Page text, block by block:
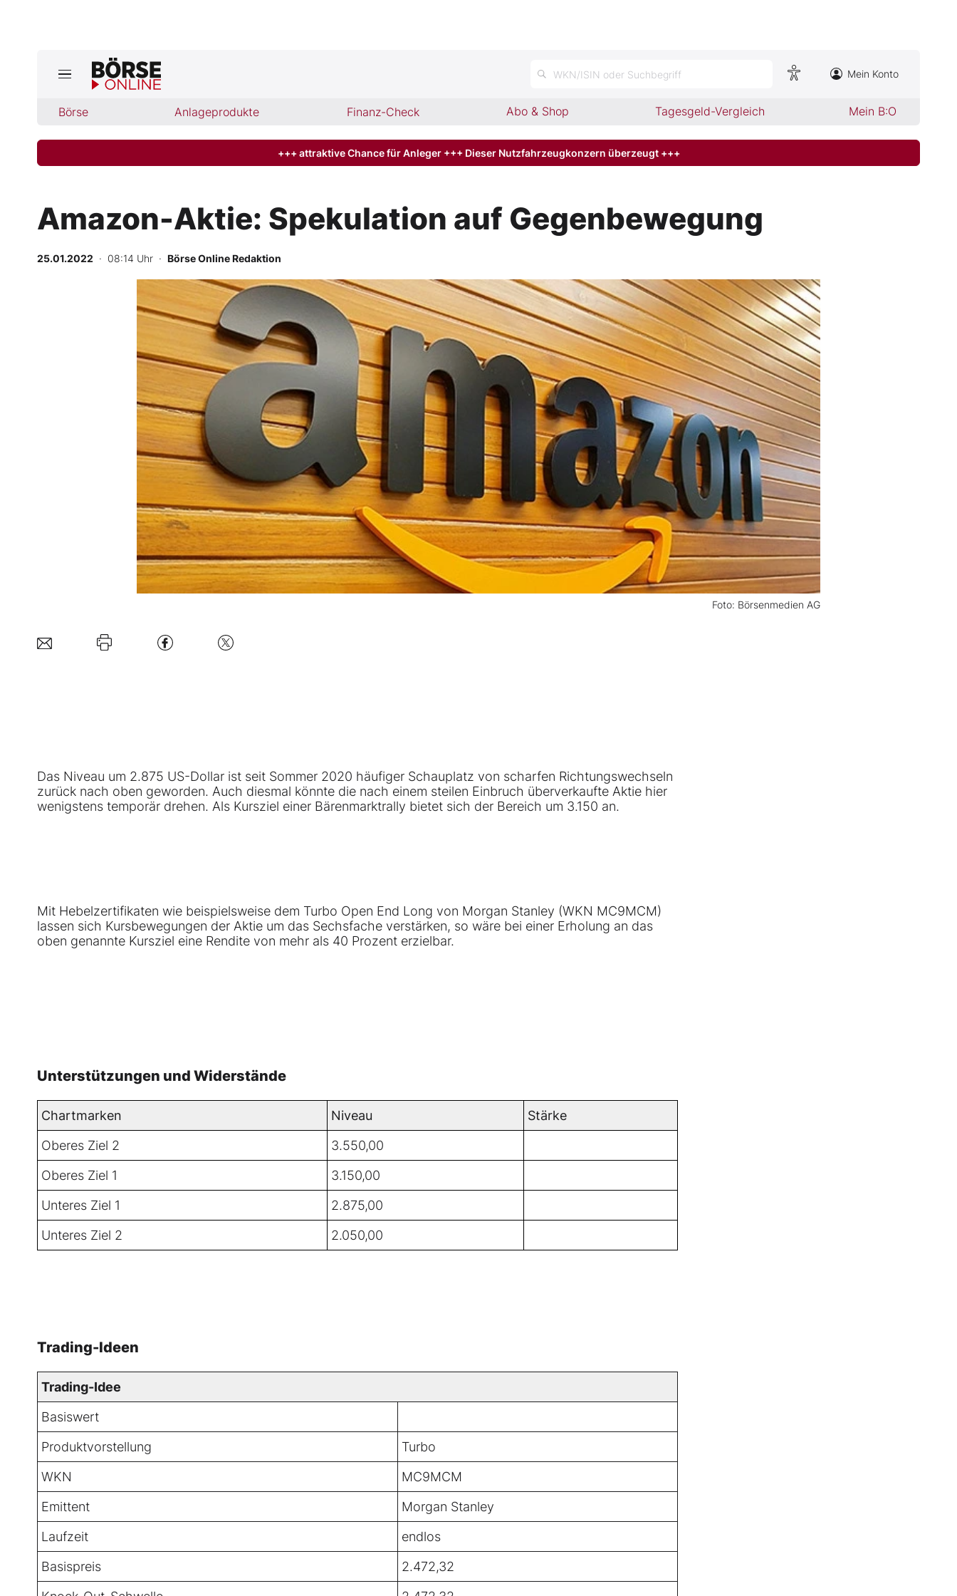
WKN/ISIN oder Suchbegriff Mein Konto
Börse Anlageprodukte Finanz-Check Abo & Shop Tagesgeld-Vergleich Mein B:O
Börse
Abo & Shop
BO-Musterdepots
Experten
Mein Konto
Folgen Sie uns
+++ attraktive Chance für Anleger +++ Dieser Nutzfahrzeugkonzern überzeugt +++
Amazon-Aktie: Spekulation auf Gegenbewegung
25.01.2022 · 08:14 Uhr · Börse Online Redaktion
Foto: Börsenmedien AG
Das Niveau um 2.875 US-Dollar ist seit Sommer 2020 häufiger Schauplatz von scharfen Richtungswechseln
zurück nach oben geworden. Auch diesmal könnte die nach einem steilen Einbruch überverkaufte Aktie hier
wenigstens temporär drehen. Als Kursziel einer Bärenmarktrally bietet sich der Bereich um 3.150 an.
Mit Hebelzertifikaten wie beispielsweise dem Turbo Open End Long von Morgan Stanley (WKN MC9MCM)
lassen sich Kursbewegungen der Aktie um das Sechsfache verstärken, so wäre bei einer Erholung an das
oben genannte Kursziel eine Rendite von mehr als 40 Prozent erzielbar.
Unterstützungen und Widerstände
Chartmarken Niveau
Stärke
Oberes Ziel 2
3.550,00
Oberes Ziel 1
3.150,00
Unteres Ziel 1
2.875,00
Unteres Ziel 2
2.050,00
Trading-Ideen
Trading-Idee
Basiswert
Produktvorstellung
Turbo
WKN
MC9MCM
Emittent
Morgan Stanley
Laufzeit
endlos
Basispreis
2.472,32